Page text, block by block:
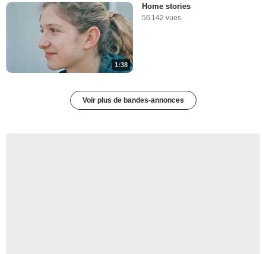
1:38
Home stories
56 142 vues
Voir plus de bandes-annonces